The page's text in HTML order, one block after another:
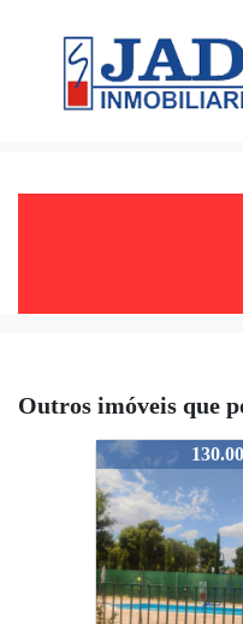
Outros imóveis que
07658